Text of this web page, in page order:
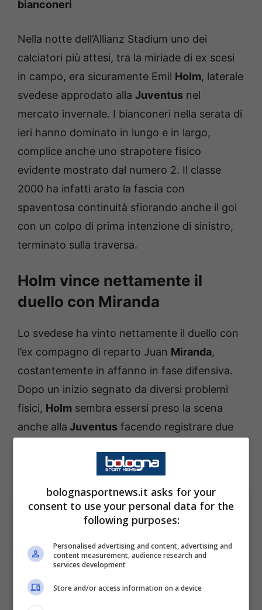
bianconeri
Nella notte dell’Allianz Stadium uno dei
calciatori più attesi, tra la miriade di ex scesi
in campo, era sicuramente Emil Holm, laterale
svedese approdato alla Juventus nel
mercato invernale. I bianconeri nella serata di
ieri hanno dominato in lungo e in largo,
complice anche uno strapotere fisico
evidente mostrato dal numero 2. Il classe
2000 ha infatti arato la fascia con
spaventosa continuità sfiorando anche il gol
con un colpo di prima intenzione di sinistro,
terminato sulla traversa.
Holm vince nettamente il
duello con Miranda
Lo svedese ha vinto nettamente il duello con
l’ex compagno di reparto Juan Miranda,
costantemente in affanno in fase difensiva.
Dopo un inizio segnato da diversi problemi
fisici, Holm sembra essersi preso la scena
anche alla Juventus facendo registrare due
nel giro di pochi giorni.
bolognasportnews.it asks for your
consent to use your personal data for the
following purposes:
Personalised advertising and content, advertising and
content measurement, audience research and
services development
Store and/or access information on a device